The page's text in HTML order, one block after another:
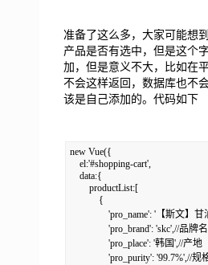
准备了这么多，大家可能想
产品是否有选中，但是这个
加，但是意义不大，比如在
不会这样返回，数据库也不
该是自己添加的。代码如下
new Vue({
el:'#shopping-cart',
data:{
productList:[
{
'pro_name': '【斯文】甘油
'pro_brand': 'skc',//品牌名
'pro_place': '韩国',//产地
'pro_purity': '99.7%',//规